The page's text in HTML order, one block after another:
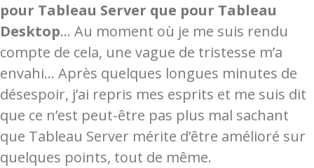
pour Tableau Server que pour Tableau
Desktop… Au moment où je me suis rendu
compte de cela, une vague de tristesse m’a
envahi… Après quelques longues minutes de
désespoir, j’ai repris mes esprits et me suis dit
que ce n’est peut-être pas plus mal sachant
que Tableau Server mérite d’être amélioré sur
quelques points, tout de même.